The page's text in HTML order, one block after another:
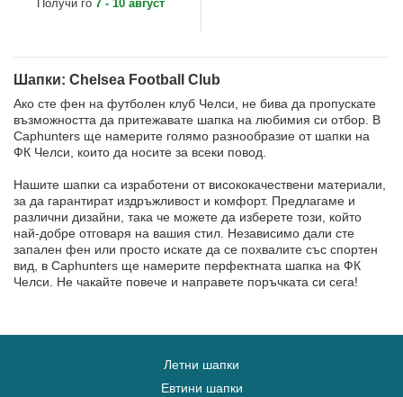
Получи го 7 - 10 август
Шапки: Chelsea Football Club
Ако сте фен на футболен клуб Челси, не бива да пропускате
възможността да притежавате шапка на любимия си отбор. В
Caphunters ще намерите голямо разнообразие от шапки на
ФК Челси, които да носите за всеки повод.
Нашите шапки са изработени от висококачествени материали,
за да гарантират издръжливост и комфорт. Предлагаме и
различни дизайни, така че можете да изберете този, който
най-добре отговаря на вашия стил. Независимо дали сте
запален фен или просто искате да се похвалите със спортен
вид, в Caphunters ще намерите перфектната шапка на ФК
Челси. Не чакайте повече и направете поръчката си сега!
Летни шапки
Евтини шапки